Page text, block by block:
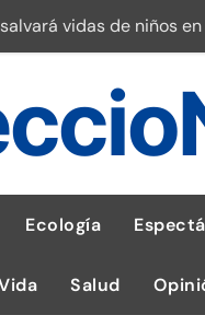
vidas de niños en
en Latam
con leña
de hígado
de celular según
Ecología
Salud